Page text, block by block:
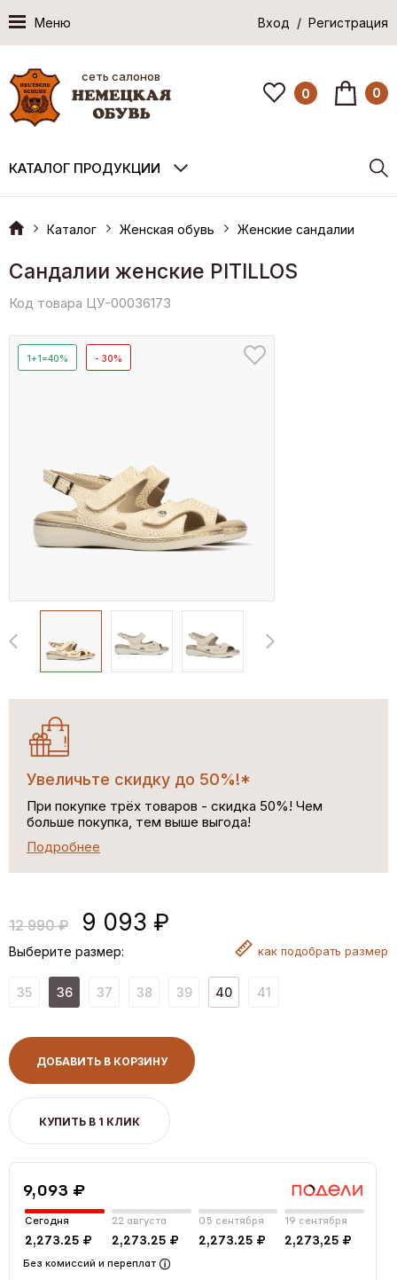
Меню Вход / Регистрация
сеть салонов
0 0
КАТАЛОГ ПРОДУКЦИИ
Каталог Женская обувь Женские сандалии
Сандалии женские PITILLOS
Код товара ЦУ-00036173
1+1=40% - 30%
Увеличьте скидку до 50%!*
При покупке трёх товаров - скидка 50%! Чем
больше покупка, тем выше выгода!
Подробнее
12 990 ₽ 9 093 ₽
Выберите размер: как подобрать размер
35 36 37 38 39 40 41
ДОБАВИТЬ В КОРЗИНУ
КУПИТЬ В 1 КЛИК
9,093 ₽
Сегодня
2,273.25 ₽
22 августа
2,273.25 ₽
05 сентября
2,273.25 ₽
19 сентября
2,273,25 ₽
Без комиссий и переплат